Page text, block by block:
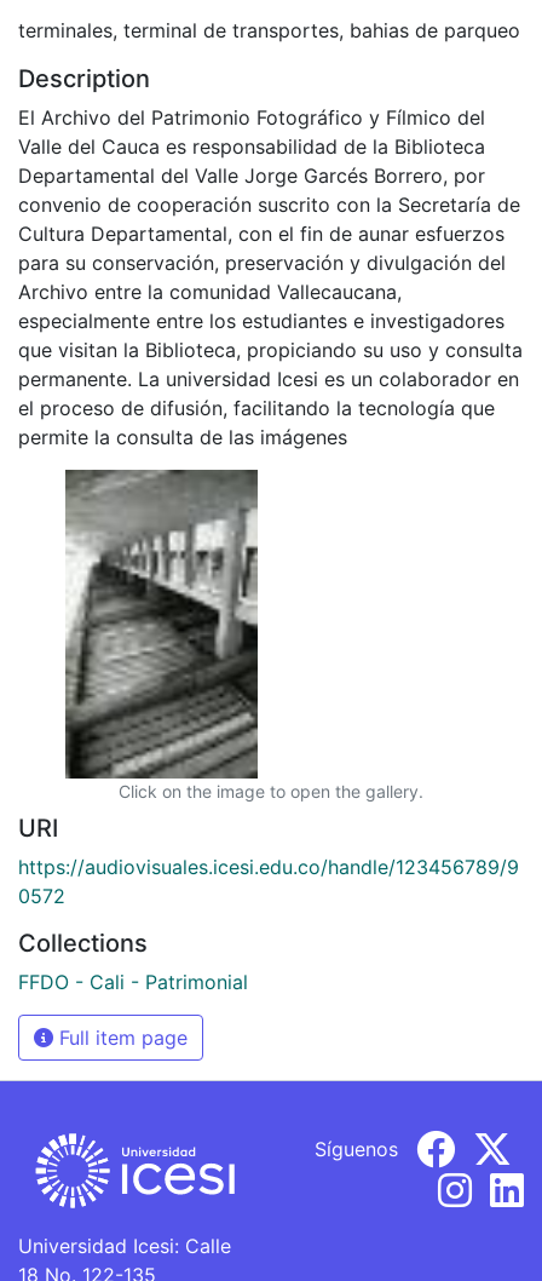
terminales, terminal de transportes, bahias de parqueo
Description
El Archivo del Patrimonio Fotográfico y Fílmico del
Valle del Cauca es responsabilidad de la Biblioteca
Departamental del Valle Jorge Garcés Borrero, por
convenio de cooperación suscrito con la Secretaría de
Cultura Departamental, con el fin de aunar esfuerzos
para su conservación, preservación y divulgación del
Archivo entre la comunidad Vallecaucana,
especialmente entre los estudiantes e investigadores
que visitan la Biblioteca, propiciando su uso y consulta
permanente. La universidad Icesi es un colaborador en
el proceso de difusión, facilitando la tecnología que
permite la consulta de las imágenes
Click on the image to open the gallery.
URI
https://audiovisuales.icesi.edu.co/handle/123456789/9
0572
Collections
FFDO - Cali - Patrimonial
Full item page
Universidad Icesi: Calle
18 No. 122-135
Síguenos